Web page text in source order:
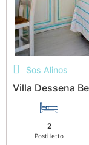
Sos Alinos
Villa Dessena
2
Posti letto